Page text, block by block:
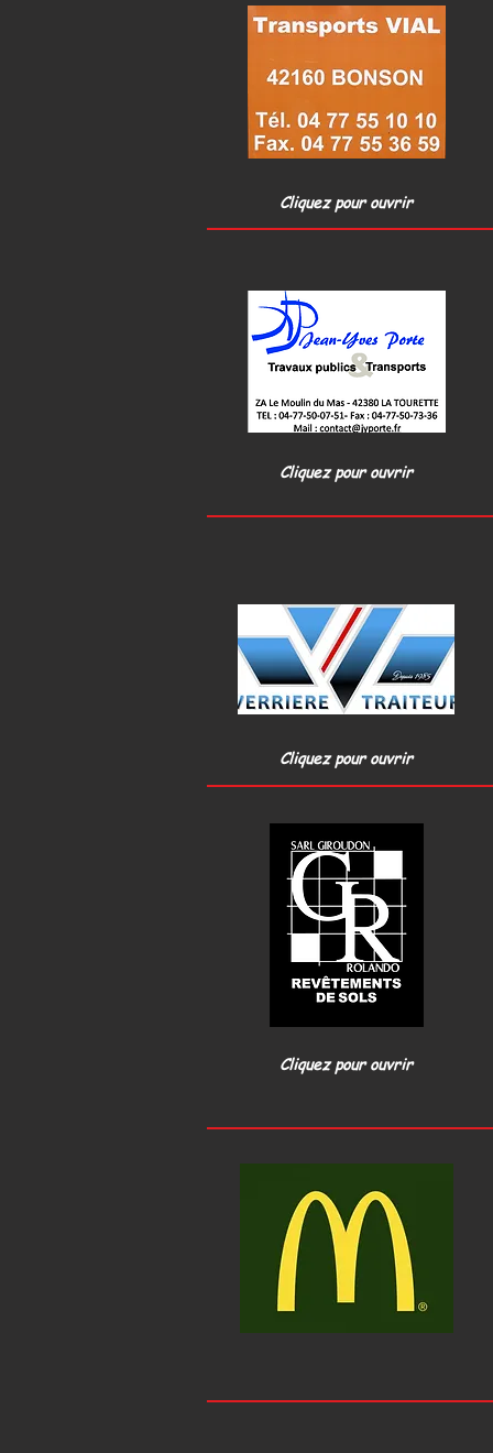
Cliquez pour ouvrir
Cliquez pour ouvrir
Cliquez pour ouvrir
Cliquez pour ouvrir